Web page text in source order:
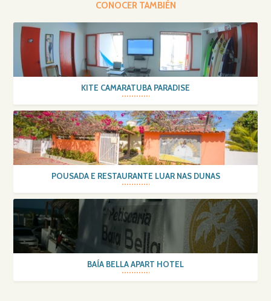
CONOCER TAMBIÉN
KITE CAMARATUBA PARADISE
POUSADA E RESTAURANTE LUAR NAS DUNAS
BAÍA BELLA APART HOTEL